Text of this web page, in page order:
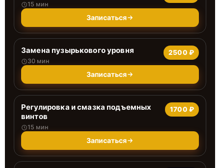
15 мин
Записаться
Замена пузырькового уровня
30 мин
2500 ₽
Записаться
Регулировка и смазка подъемных
винтов
15 мин
1700 ₽
Записаться